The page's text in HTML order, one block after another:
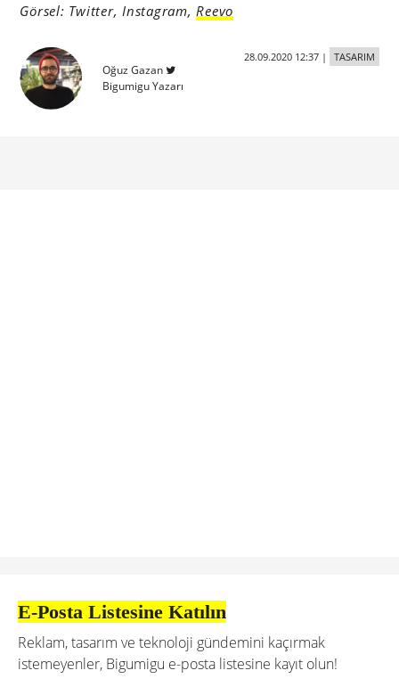
Görsel: Twitter, Instagram, Reevo
Oğuz Gazan
Bigumigu Yazarı
28.09.2020 12:37| TASARIM
E-Posta Listesine Katılın
Reklam, tasarım ve teknoloji gündemini kaçırmak
istemeyenler, Bigumigu e-posta listesine kayıt olun!